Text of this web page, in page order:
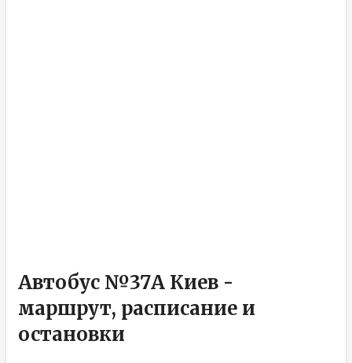
Автобус №37А Киев -
маршрут, расписание и
остановки